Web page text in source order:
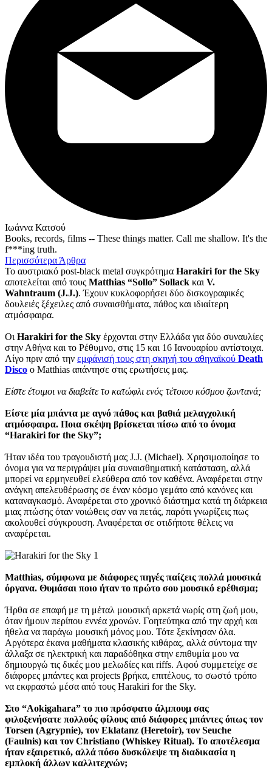
Ιωάννα Κατσού
Books, records, films -- These things matter. Call me shallow. It's the
f***ing truth.
Περισσότερα Άρθρα
Το αυστριακό post-black metal συγκρότημα Harakiri for the Sky
αποτελείται από τους Matthias “Sollo” Sollack και V.
Wahntraum (J.J.). Έχουν κυκλοφορήσει δύο δισκογραφικές
δουλειές ξέχειλες από συναισθήματα, πάθος και ιδιαίτερη
ατμόσφαιρα.
Οι Harakiri for the Sky έρχονται στην Ελλάδα για δύο συναυλίες
στην Αθήνα και το Ρέθυμνο, στις 15 και 16 Ιανουαρίου αντίστοιχα.
Λίγο πριν από την εμφάνισή τους στη σκηνή του αθηναϊκού Death
Disco ο Matthias απάντησε στις ερωτήσεις μας.
Είστε έτοιμοι να διαβείτε το κατώφλι ενός τέτοιου κόσμου ζωντανά;
Είστε μία μπάντα με αγνό πάθος και βαθιά μελαγχολική
ατμόσφαιρα. Ποια σκέψη βρίσκεται πίσω από το όνομα
“Harakiri for the Sky”;
Ήταν ιδέα του τραγουδιστή μας J.J. (Michael). Χρησιμοποίησε το
όνομα για να περιγράψει μία συναισθηματική κατάσταση, αλλά
μπορεί να ερμηνευθεί ελεύθερα από τον καθένα. Αναφέρεται στην
ανάγκη απελευθέρωσης σε έναν κόσμο γεμάτο από κανόνες και
καταναγκασμό. Αναφέρεται στο χρονικό διάστημα κατά τη διάρκεια
μιας πτώσης όταν νοιώθεις σαν να πετάς, παρότι γνωρίζεις πως
ακολουθεί σύγκρουση. Αναφέρεται σε οτιδήποτε θέλεις να
αναφέρεται.
Matthias, σύμφωνα με διάφορες πηγές παίζεις πολλά μουσικά
όργανα. Θυμάσαι ποιο ήταν το πρώτο σου μουσικό ερέθισμα;
Ήρθα σε επαφή με τη μέταλ μουσική αρκετά νωρίς στη ζωή μου,
όταν ήμουν περίπου εννέα χρονών. Γοητεύτηκα από την αρχή και
ήθελα να παράγω μουσική μόνος μου. Τότε ξεκίνησαν όλα.
Αργότερα έκανα μαθήματα κλασικής κιθάρας, αλλά σύντομα την
άλλαξα σε ηλεκτρική και παραδόθηκα στην επιθυμία μου να
δημιουργώ τις δικές μου μελωδίες και riffs. Αφού συμμετείχε σε
διάφορες μπάντες και projects βρήκα, επιτέλους, το σωστό τρόπο
να εκφραστώ μέσα από τους Harakiri for the Sky.
Στο “Aokigahara” το πιο πρόσφατο άλμπουμ σας
φιλοξενήσατε πολλούς φίλους από διάφορες μπάντες όπως τον
Torsen (Agrypnie), τον Eklatanz (Heretoir), τον Seuche
(Faulnis) και τον Christiano (Whiskey Ritual). Το αποτέλεσμα
ήταν εξαιρετικό, αλλά πόσο δυσκόλεψε τη διαδικασία η
εμπλοκή άλλων καλλιτεχνών;